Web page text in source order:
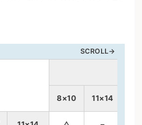
SCROLL→
8×10 11×14